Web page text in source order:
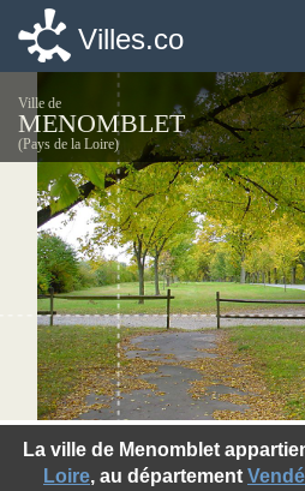
Villes.co
Ville de
MENOMBLET
(Pays de la Loire)
La ville de Menomblet
Loire, au département
Villes.co